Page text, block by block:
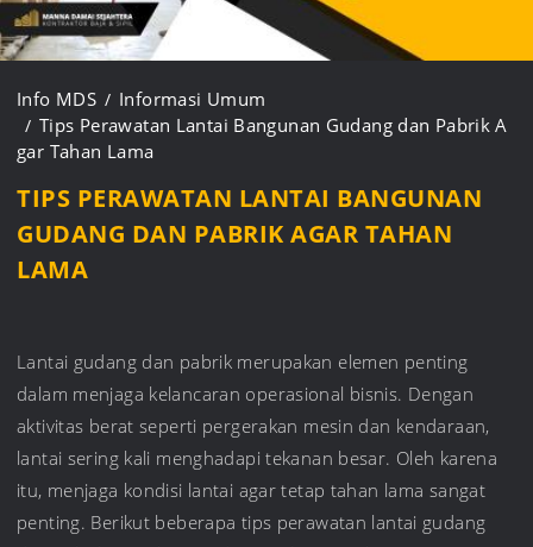
Info MDS
Informasi Umum
Tips Perawatan Lantai Bangunan Gudang dan Pabrik A
gar Tahan Lama
TIPS PERAWATAN LANTAI BANGUNAN
GUDANG DAN PABRIK AGAR TAHAN
LAMA
Lantai gudang dan pabrik merupakan elemen penting
dalam menjaga kelancaran operasional bisnis. Dengan
aktivitas berat seperti pergerakan mesin dan kendaraan,
lantai sering kali menghadapi tekanan besar. Oleh karena
itu, menjaga kondisi lantai agar tetap tahan lama sangat
penting. Berikut beberapa tips perawatan lantai gudang